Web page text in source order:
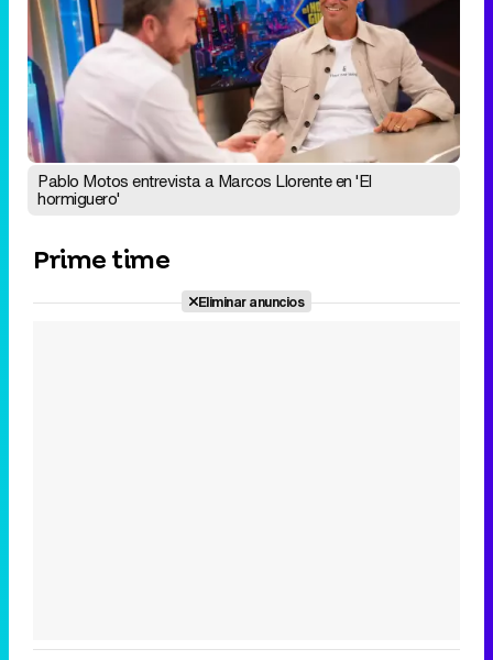
Pablo Motos entrevista a Marcos Llorente en 'El
hormiguero'
Prime time
Eliminar anuncios